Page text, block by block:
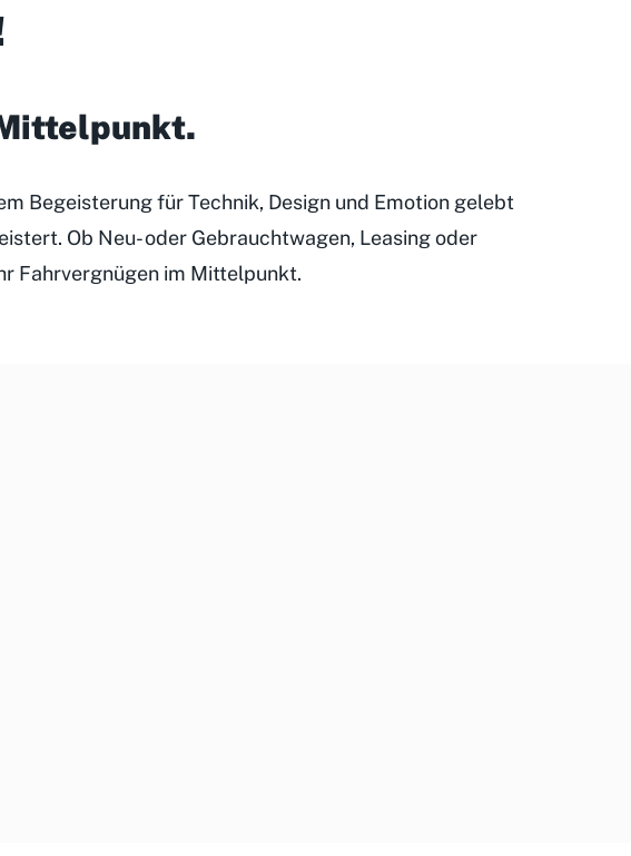
.
Begeisterung für Technik, Design und Emotion gelebt
Ob Neu- oder Gebrauchtwagen, Leasing oder
Fahrvergnügen im Mittelpunkt.